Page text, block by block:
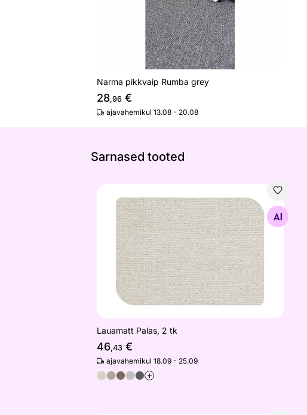
Narma pikkvaip Rumba grey
28,96 €
ajavahemikul 13.08 - 20.08
Sarnased tooted
Lauamatt Palas, 2 tk
Otsi sarnaseid
Lauamatt Palas, 2 tk
46,43 €
ajavahemikul 18.09 - 25.09
+